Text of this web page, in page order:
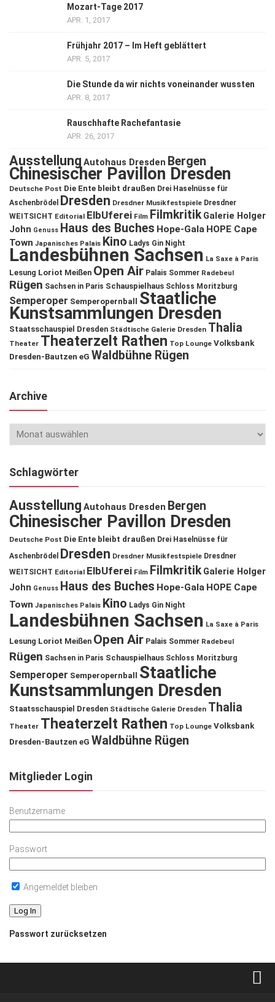
Mozart-Tage 2017
APR. 1, 2017
Frühjahr 2017 – Im Heft geblättert
APR. 5, 2017
Die Stunde da wir nichts voneinander wussten
APR. 8, 2017
Rauschhafte Rachefantasie
APR. 26, 2017
Ausstellung Autohaus Dresden Bergen
Chinesischer Pavillon Dresden
Deutsche Post Die Ente bleibt draußen Drei Haselnüsse für
Aschenbrödel
Dresden Dresdner Musikfestspiele Dresdner
WEITSICHT Editorial ElbUferei Film Filmkritik Galerie Holger
John Genuss Haus des Buches Hope-Gala HOPE Cape
Town Japanisches Palais Kino Ladys Gin Night
Landesbühnen Sachsen La Saxe à Paris
Lesung Loriot Meißen Open Air Palais Sommer Radebeul
Rügen Sachsen in Paris Schauspielhaus Schloss Moritzburg
Semperoper Semperopernball Staatliche
Kunstsammlungen Dresden
Staatsschauspiel Dresden Städtische Galerie Dresden Thalia
Theater Theaterzelt Rathen Top Lounge Volksbank
Dresden-Bautzen eG Waldbühne Rügen
Archive
Schlagwörter
Ausstellung Autohaus Dresden Bergen
Chinesischer Pavillon Dresden
Deutsche Post Die Ente bleibt draußen Drei Haselnüsse für
Aschenbrödel
Dresden Dresdner Musikfestspiele Dresdner
WEITSICHT Editorial ElbUferei Film Filmkritik Galerie Holger
John Genuss Haus des Buches Hope-Gala HOPE Cape
Town Japanisches Palais Kino Ladys Gin Night
Landesbühnen Sachsen La Saxe à Paris
Lesung Loriot Meißen Open Air Palais Sommer Radebeul
Rügen Sachsen in Paris Schauspielhaus Schloss Moritzburg
Semperoper Semperopernball
Staatliche
Kunstsammlungen Dresden
Staatsschauspiel Dresden Städtische Galerie Dresden Thalia
Theater Theaterzelt Rathen Top Lounge Volksbank
Dresden-Bautzen eG Waldbühne Rügen
Mitglieder Login
Benutzername
Passwort
Angemeldet bleiben
Passwort zurücksetzen